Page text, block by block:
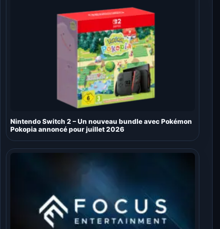
Nintendo Switch 2 – Un nouveau bundle avec Pokémon
Pokopia annoncé pour juillet 2026